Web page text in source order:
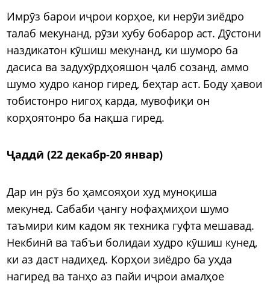
Имрӯз барои иҷрои корҳое, ки нерӯи зиёдро
талаб мекунанд, рӯзи хубу бобарор аст. Дӯстони
наздикатон кӯшиш мекунанд, ки шуморо ба
дасиса ва задухӯрдҳояшон ҷалб созанд, аммо
шумо худро канор гиред, беҳтар аст. Боду ҳавои
тобистонро нигоҳ карда, мувофиқи он
корҳоятонро ба нақша гиред.
Ҷаддӣ (22 декабр-20 январ)
Дар ин рӯз бо ҳамсояҳои худ муноқиша
мекунед. Сабаби ҷангу нофаҳмиҳои шумо
таъмири ким кадом як техника гуфта мешавад.
Некбинӣ ва табъи болидаи худро кӯшиш кунед,
ки аз даст надиҳед. Корҳои зиёдро ба уҳда
нагиред ва танҳо аз пайи иҷрои амалҳое